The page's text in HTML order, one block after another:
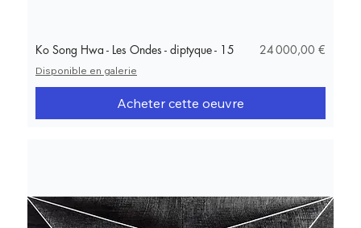
Ko Song Hwa - Les Ondes - diptyque - 15 Prix
24 000,00 €
Disponible en galerie
Acheter cette oeuvre